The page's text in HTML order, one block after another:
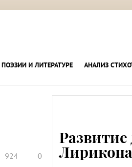
И ЛИТЕРАТУРЕ АНАЛИЗ
924 0
Развитие
Лирикона